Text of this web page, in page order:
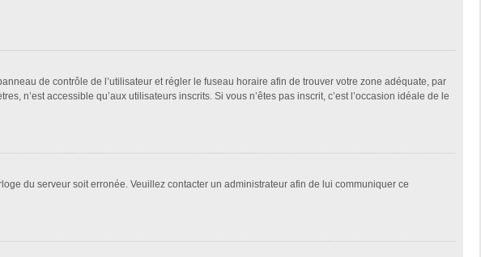
de contrôle de l’utilisateur et régler le fuseau horaire afin de trouver votre zone adéquate, par
n’est accessible qu’aux utilisateurs inscrits. Si vous n’êtes pas inscrit, c’est l’occasion idéale de le
du serveur soit erronée. Veuillez contacter un administrateur afin de lui communiquer ce